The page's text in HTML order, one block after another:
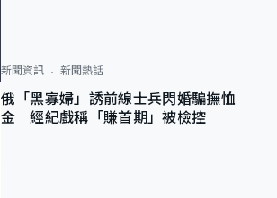
新聞資訊 新聞熱話
俄「黑寡婦」誘前線士兵閃婚騙撫恤
金 經紀戲稱「賺首期」被檢控